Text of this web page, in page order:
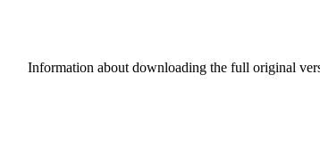
Information about downloading the full original